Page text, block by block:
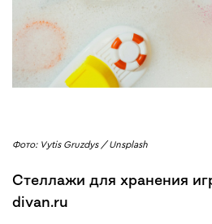
Фото: Vytis Gruzdys / Unsplash
Стеллажи для хранения
divan.ru